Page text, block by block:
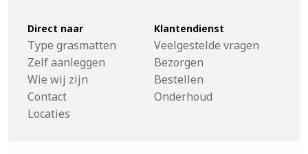
Direct naar
Type grasmatten
Zelf aanleggen
Wie wij zijn
Contact
Locaties
Klantendienst
Veelgestelde vragen
Bezorgen
Bestellen
Onderhoud